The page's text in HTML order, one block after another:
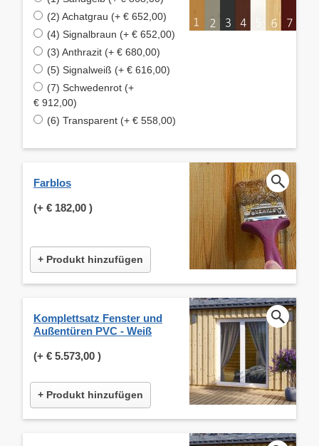
(2) Achatgrau (+ € 652,00)
(4) Signalbraun (+ € 652,00)
(3) Anthrazit (+ € 680,00)
(5) Signalweiß (+ € 616,00)
(7) Schwedenrot (+
€ 912,00)
(6) Transparent (+ € 558,00)
Farblos
(+ € 182,00 )
+ Produkt hinzufügen
Komplettsatz Fenster und
Außentüren PVC - Weiß
(+ € 5.573,00 )
+ Produkt hinzufügen